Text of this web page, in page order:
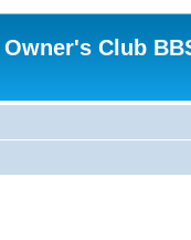
Owner's Club